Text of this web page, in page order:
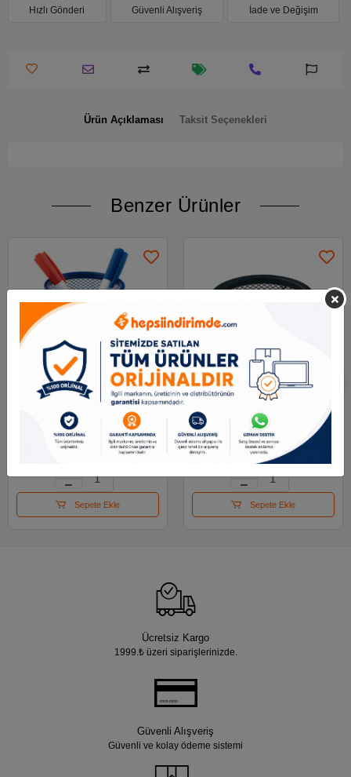
Hızlı Gönderi Güvenli Alışveriş İade ve Değişim
Ürün Açıklaması Taksit Seçenekleri
Benzer Ürünler
Mas Kalemlik Metal
Perforeli Silindir Mavi
65.46 TL
Sepete Ekle
Mas Perfore Ataşlık
Siyah
62.99 TL
Sepete Ekle
Ücretsiz Kargo
1999.₺ üzeri siparişlerinizde.
Güvenli Alışveriş
Güvenli ve kolay ödeme sistemi